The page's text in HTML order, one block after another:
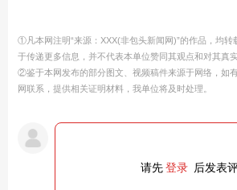
①凡本网注明“来源：XXX(非包头新闻网)”的作品，均转
于传递更多信息，并不代表本单位赞同其观点和对其真实
②鉴于本网发布的部分图文、视频稿件来源于网络，如
网联系，提供相关证明材料，我单位将及时处理。
请先登录 后发表